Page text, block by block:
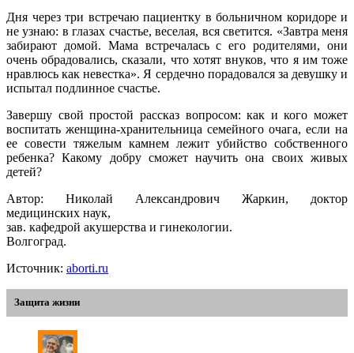
Дня через три встречаю пациентку в больничном коридоре и
не узнаю: в глазах счастье, веселая, вся светится. «Завтра меня
забирают домой. Мама встречалась с его родителями, они
очень обрадовались, сказали, что хотят внуков, что я им тоже
нравлюсь как невестка». Я сердечно порадовался за девушку и
испытал подлинное счастье.
Завершу свой простой рассказ вопросом: как и кого может
воспитать женщина-хранительница семейного очага, если на
ее совести тяжелым камнем лежит убийство собственного
ребенка? Какому добру сможет научить она своих живых
детей?
Автор: Николай Александрович Жаркин, доктор
медицинских наук,
зав. кафедрой акушерства и гинекологии.
Волгоград.
Источник: aborti.ru
Защита жизни